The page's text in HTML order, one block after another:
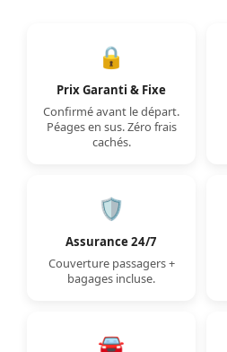
🔒
Prix Garanti & Fixe
Confirmé avant le départ.
Péages en sus. Zéro frais
cachés.
🛡️
Assurance 24/7
Couverture passagers +
bagages incluse.
🚘